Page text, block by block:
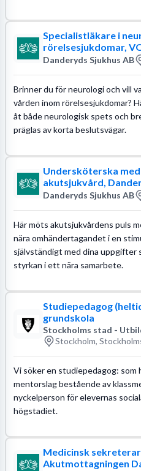
Specialistläkare i
rörelsesjukdomar,
Danderyds Sjukhus AB
Brinner du för neurologi och vill
vården inom rörelsesjukdomar?
åt både neurologisk spets och
präglas av korta beslutsvägar.
Undersköterska
akutsjukvård,
Danderyds Sjukhus AB
Här möts akutsjukvårdens puls
nära omhändertagandet i en
självständigt med dina
styrkan i ett nära samarbete.
Studiepedagog
grundskola
Stockholms stad -
Stockholm,
Vi söker en studiepedagog:
mentorslag bestående av
nyckelperson för elevernas
högstadiet.
Medicinsk
Akutmottagningen